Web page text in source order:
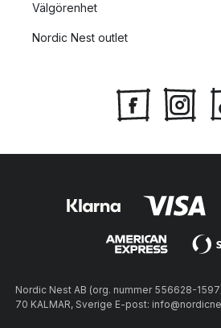
Välgörenhet
Nordic Nest outlet
Nordic Nest AB (org. nummer 556628-
70 KALMAR, Sverige E-post: